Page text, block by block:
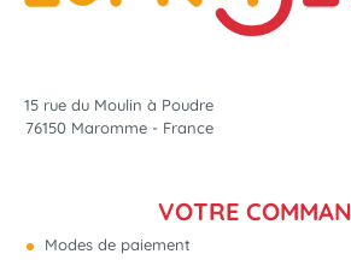
15 rue du Moulin à Poudre
76150 Maromme - France
VOTRE
Modes de paiement